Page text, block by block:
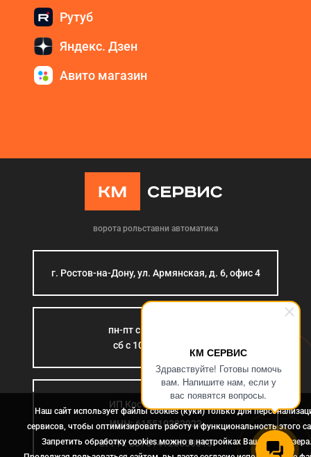
КМ СЕРВИС
Здравствуйте! Готовы помочь
вам. Напишите нам, если у
вас появятся вопросы.
Рутуб
Яндекс. Дзен
Авито магазин
ворота рольставни автоматика
г. Ростов-на-Дону, ул. Армянская, д. 6, офис 4
пн-пт с 9:00 до 18:00
сб с 10:00 до 15:00
ИП Костромина Л.Б.
ИНН: 615510383923
ОГРН: 307614126000015
Наш сайт использует файлы cookies (куки) только для
сервисов, чтобы оптимизировать работу и функциональность этого
Запретить обработку cookies можно в настройках Вашего браузера.